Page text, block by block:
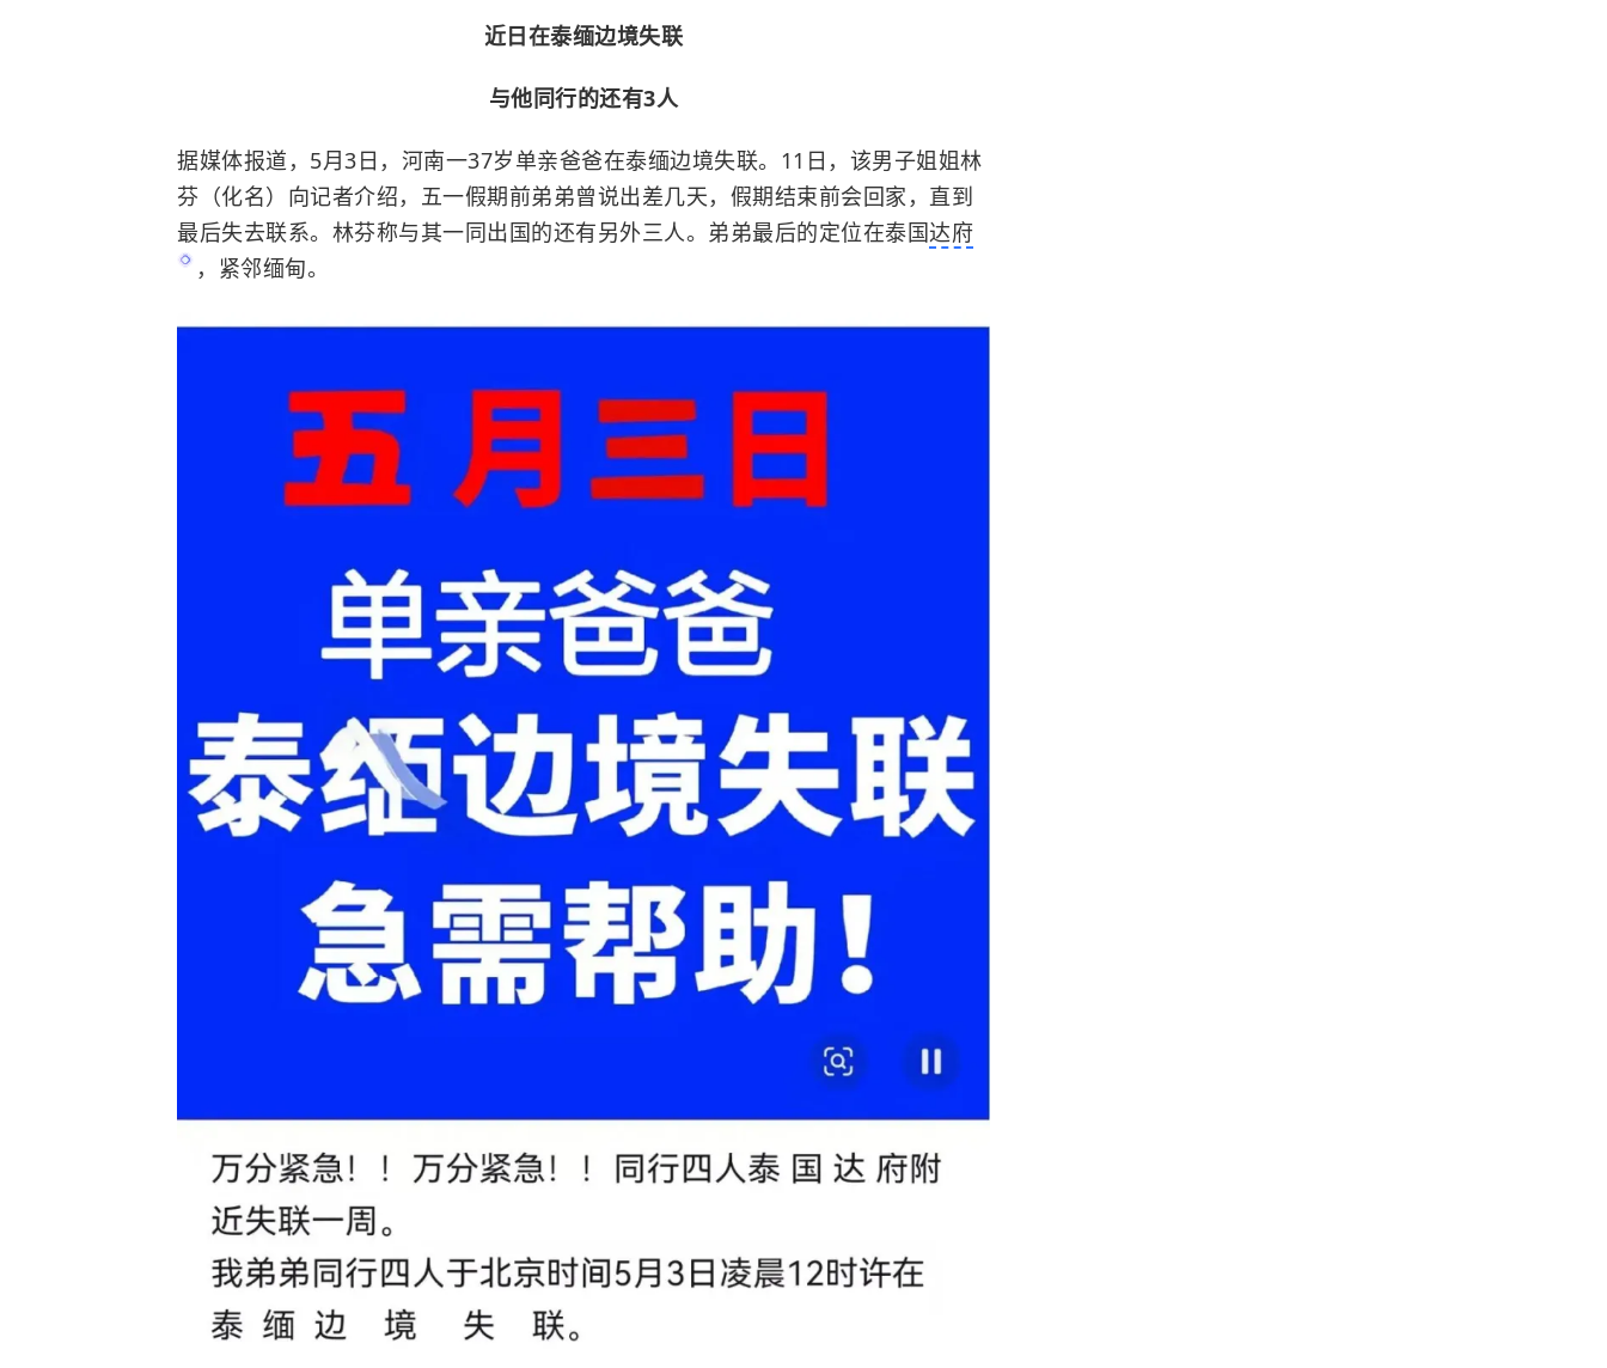
近日在泰缅边境失联
与他同行的还有3人
据媒体报道，5月3日，河南一37岁单亲爸爸在泰缅边境失联。11日，该男子姐姐林
芬（化名）向记者介绍，五一假期前弟弟曾说出差几天，假期结束前会回家，直到
最后失去联系。林芬称与其一同出国的还有另外三人。弟弟最后的定位在泰国达府
，紧邻缅甸。